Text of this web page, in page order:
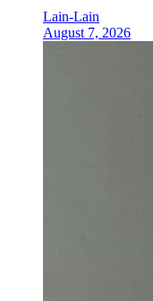
Lain-Lain
August 7, 2026